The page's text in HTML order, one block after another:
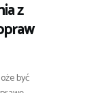
z
być